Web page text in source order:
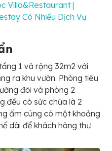
Villa&Restaurant |
Có Nhiều Dịch Vụ
1 và rộng 32m2 với
ra khu vườn. Phòng tiêu
đôi và phòng 2
đều có sức chứa là 2
ấm cúng có một khoảng
dài để khách hàng thư